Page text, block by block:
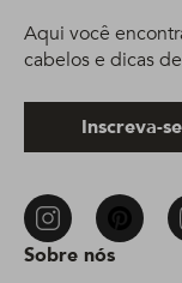
Sobre nós
Aqui você
cabelos e dicas
Inscreva-se